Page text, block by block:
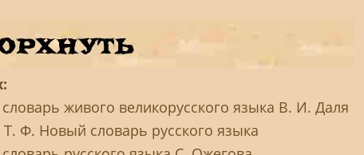
живого великорусского языка В. И. Даля
Ф. Новый словарь русского языка